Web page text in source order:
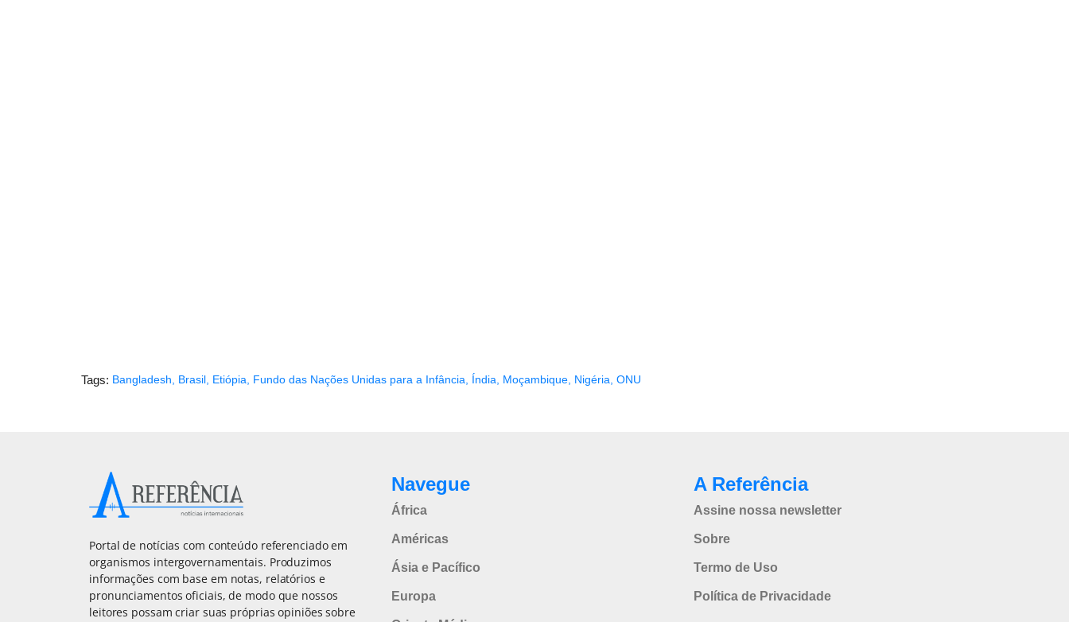
Tags: Bangladesh Brasil Etiópia Fundo das Nações Unidas para a Infância Índia Moçambique Nigéria ONU
Portal de notícias com conteúdo referenciado em
organismos intergovernamentais. Produzimos
informações com base em notas, relatórios e
pronunciamentos oficiais, de modo que nossos
leitores possam criar suas próprias opiniões sobre
Navegue
África
Américas
Ásia e Pacífico
Europa
A Referência
Assine nossa newsletter
Sobre
Termo de Uso
Política de Privacidade